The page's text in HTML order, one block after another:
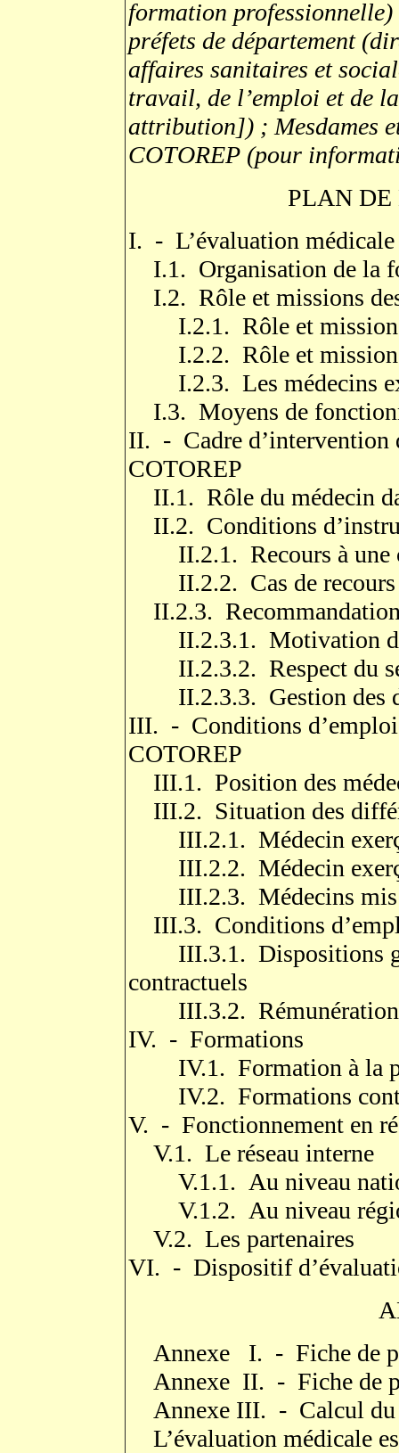
formation professionnelle)
préfets de département
affaires sanitaires et
travail, de l’emploi et de
attribution]) ; Mesdames
COTOREP (pour
PLAN
I. - L’évaluation médicale
I.1. Organisation de la
I.2. Rôle et missions
I.2.1. Rôle et missions
I.2.2. Rôle et missions
I.2.3. Les médecins
I.3. Moyens de
II. - Cadre d’intervention
COTOREP
II.1. Rôle du médecin
II.2. Conditions
II.2.1. Recours à une
II.2.2. Cas de recours à
II.2.3.
II.2.3.1. Motivation
II.2.3.2. Respect du
II.2.3.3. Gestion des
III. - Conditions d’emploi
COTOREP
III.1. Position des
III.2. Situation des
III.2.1. Médecin
III.2.2. Médecin
III.2.3. Médecins mis
III.3. Conditions
III.3.1. Dispositions
contractuels
III.3.2.
IV. - Formations
IV.1. Formation à la
IV.2. Formations
V. - Fonctionnement en
V.1. Le réseau interne
V.1.1. Au niveau
V.1.2. Au niveau
V.2. Les partenaires
VI. - Dispositif
Annexe I. - Fiche de
Annexe II. - Fiche de
Annexe III. - Calcul du
L’évaluation médicale